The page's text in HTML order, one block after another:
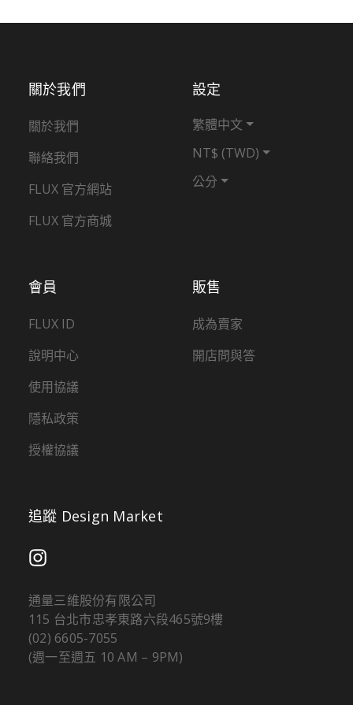
販售
成為賣家
開店問與答
會員
FLUX ID
說明中心
使用協議
隱私政策
授權協議
關於我們
關於我們
聯絡我們
FLUX 官方網站
FLUX 官方商城
設定
繁體中文
NT$ (TWD)
公分
追蹤 Design Market
通量三維股份有限公司
115 台北市忠孝東路六段465號9樓
(02) 6605-7055
(週一至週五 10 AM – 9PM)